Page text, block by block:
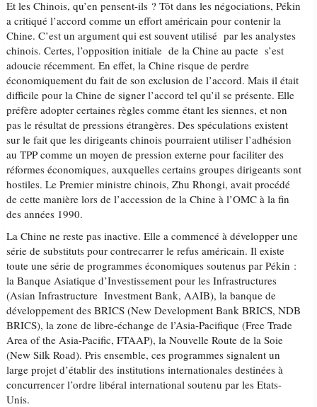
Et les Chinois, qu’en pensent-ils ? Tôt dans les négociations, Pékin
a critiqué l’accord comme un effort américain pour contenir la
Chine. C’est un argument qui est souvent utilisé par les analystes
chinois. Certes, l’opposition initiale de la Chine au pacte s’est
adoucie récemment. En effet, la Chine risque de perdre
économiquement du fait de son exclusion de l’accord. Mais il était
difficile pour la Chine de signer l’accord tel qu’il se présente. Elle
préfère adopter certaines règles comme étant les siennes, et non
pas le résultat de pressions étrangères. Des spéculations existent
sur le fait que les dirigeants chinois pourraient utiliser l’adhésion
au TPP comme un moyen de pression externe pour faciliter des
réformes économiques, auxquelles certains groupes dirigeants sont
hostiles. Le Premier ministre chinois, Zhu Rhongi, avait procédé
de cette manière lors de l’accession de la Chine à l’OMC à la fin
des années 1990.
La Chine ne reste pas inactive. Elle a commencé à développer une
série de substituts pour contrecarrer le refus américain. Il existe
toute une série de programmes économiques soutenus par Pékin :
la Banque Asiatique d’Investissement pour les Infrastructures
(Asian Infrastructure Investment Bank, AAIB), la banque de
développement des BRICS (New Development Bank BRICS, NDB
BRICS), la zone de libre-échange de l’Asia-Pacifique (Free Trade
Area of the Asia-Pacific, FTAAP), la Nouvelle Route de la Soie
(New Silk Road). Pris ensemble, ces programmes signalent un
large projet d’établir des institutions internationales destinées à
concurrencer l’ordre libéral international soutenu par les Etats-
Unis.